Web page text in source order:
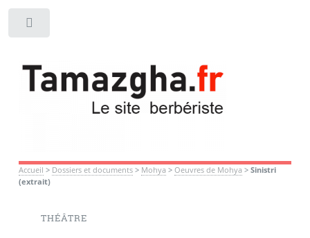
Accueil > Dossiers et documents> Mohya > Oeuvres de Mohya > Sinistri
(extrait)
THÉÂTRE